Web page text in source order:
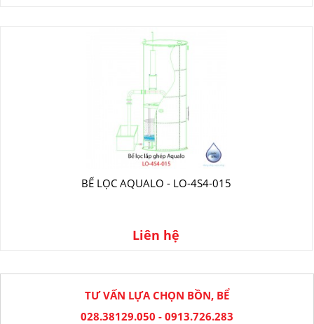
BỂ LỌC AQUALO - LO-4S4-015
Liên hệ
TƯ VẤN LỰA CHỌN BỒN, BỂ
028.38129.050 - 0913.726.283